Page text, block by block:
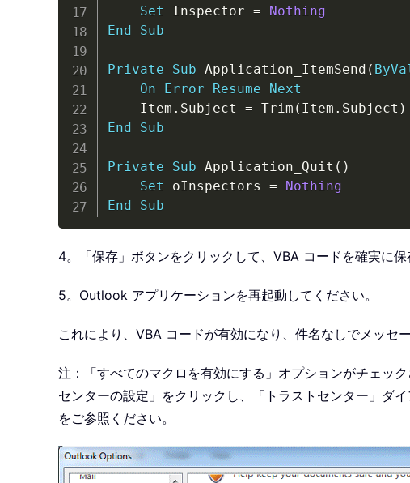
Set Inspector =
Nothing
End
Sub
Private Sub Application_ItemSend (
On
Error Resume
Next
    Item
. Subject = Trim ( Item . Subject )
End
Sub
Private Sub Application_Quit ( )
Set oInspectors =
Nothing
End
Sub
4。「保存」ボタンをクリックして、VBA コードを確実に保
5。Outlook アプリケーションを再起動してください。
これにより、VBA コードが有効になり、件名なしでメッ
注：「すべてのマクロを有効にする」オプションがチェッ
センターの設定」をクリックし、「トラストセンター」ダ
をご参照ください。